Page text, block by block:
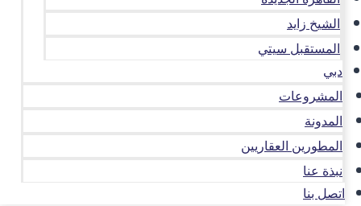
الشيخ زايد
المستقبل سيتي
دبي
المشروعات
المدونة
المطورين العقاريين
نبذة عنا
اتصل بنا